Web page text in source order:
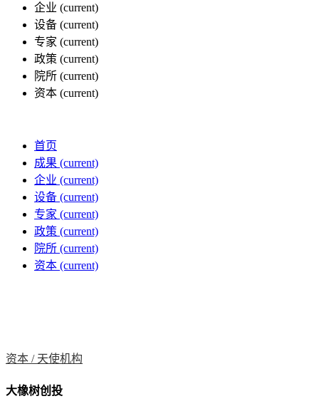
企业 (current)
设备 (current)
专家 (current)
政策 (current)
院所 (current)
资本 (current)
首页
成果 (current)
企业 (current)
设备 (current)
专家 (current)
政策 (current)
院所 (current)
资本 (current)
资本 / 天使机构
大橡树创投